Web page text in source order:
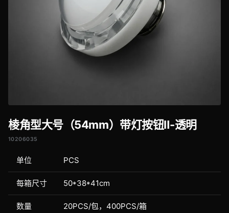
棱角型大号（54mm）带灯按钮Ⅱ-透明
10206035
单位 PCS
每箱尺寸 50*38*41cm
数量 20PCS/包，400PCS/箱